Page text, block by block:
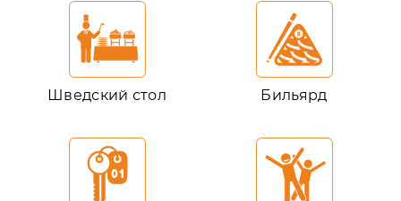
Шведский стол Бильярд